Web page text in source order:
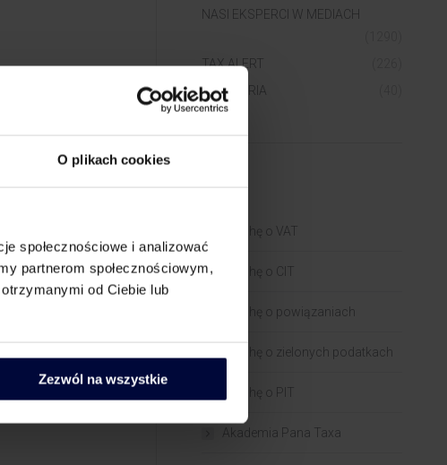
O plikach cookies
społecznościowe i analizować
partnerom społecznościowym,
od Ciebie lub
Zezwól na wszystkie
NASI EKSPERCI W MEDIACH
TAX ALERT
WEBINARIA
Trochę o VAT
Trochę o CIT
Trochę o powiązaniach​
Trochę o zielonych podatkach
Trochę o PIT
Akademia Pana Taxa